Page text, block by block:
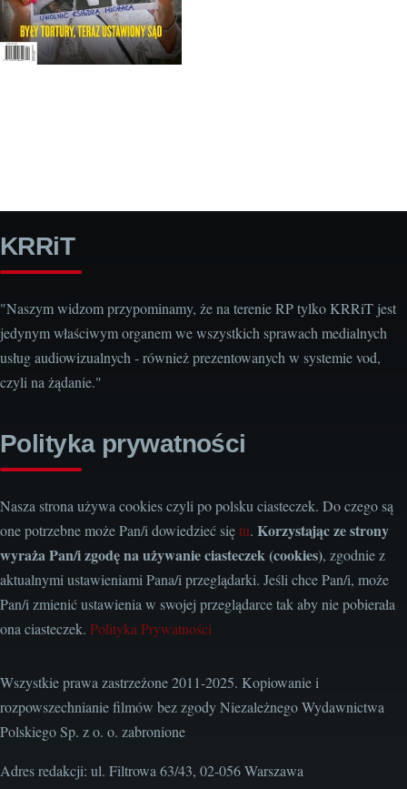
KRRiT
"Naszym widzom przypominamy, że na terenie RP tylko KRRiT jest
jedynym właściwym organem we wszystkich sprawach medialnych
usług audiowizualnych - również prezentowanych w systemie vod,
czyli na żądanie."
Polityka prywatności
Nasza strona używa cookies czyli po polsku ciasteczek. Do czego są
one potrzebne może Pan/i dowiedzieć siętu. Korzystając ze strony
wyraża Pan/i zgodę na używanie ciasteczek (cookies), zgodnie z
aktualnymi ustawieniami Pana/i przeglądarki. Jeśli chce Pan/i, może
Pan/i zmienić ustawienia w swojej przeglądarce tak aby nie pobierała
ona ciasteczek. Polityka Prywatności
Wszystkie prawa zastrzeżone 2011-2025. Kopiowanie i
rozpowszechnianie filmów bez zgody Niezależnego Wydawnictwa
Polskiego Sp. z o. o. zabronione
Adres redakcji: ul. Filtrowa 63/43, 02-056 Warszawa